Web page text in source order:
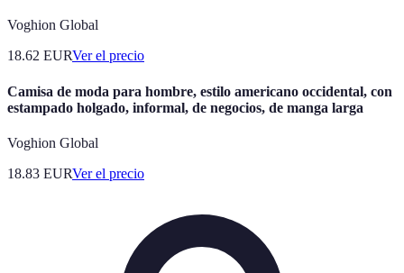
Voghion Global
18.62 EURVer el precio
Camisa de moda para hombre, estilo americano occidental, con
estampado holgado, informal, de negocios, de manga larga
Voghion Global
18.83 EURVer el precio